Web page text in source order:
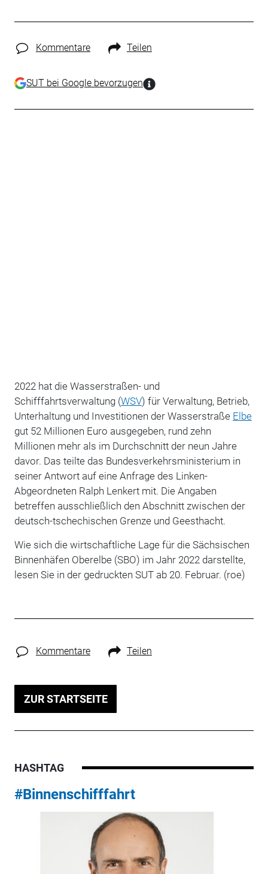
Kommentare Teilen
SUT bei Google bevorzugen
2022 hat die Wasserstraßen- und
Schifffahrtsverwaltung (WSV) für Verwaltung, Betrieb,
Unterhaltung und Investitionen der Wasserstraße Elbe
gut 52 Millionen Euro ausgegeben, rund zehn
Millionen mehr als im Durchschnitt der neun Jahre
davor. Das teilte das Bundesverkehrsministerium in
seiner Antwort auf eine Anfrage des Linken-
Abgeordneten Ralph Lenkert mit. Die Angaben
betreffen ausschließlich den Abschnitt zwischen der
deutsch-tschechischen Grenze und Geesthacht.
Wie sich die wirtschaftliche Lage für die Sächsischen
Binnenhäfen Oberelbe (SBO) im Jahr 2022 darstellte,
lesen Sie in der gedruckten SUT ab 20. Februar. (roe)
Kommentare Teilen
ZUR STARTSEITE
HASHTAG
#Binnenschifffahrt